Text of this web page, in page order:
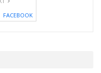
FACEBOOK